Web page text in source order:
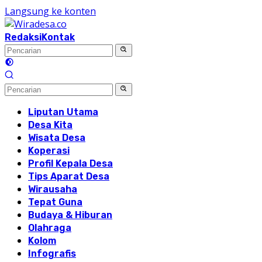
Langsung ke konten
RedaksiKontak
Liputan Utama
Desa Kita
Wisata Desa
Koperasi
Profil Kepala Desa
Tips Aparat Desa
Wirausaha
Tepat Guna
Budaya & Hiburan
Olahraga
Kolom
Infografis